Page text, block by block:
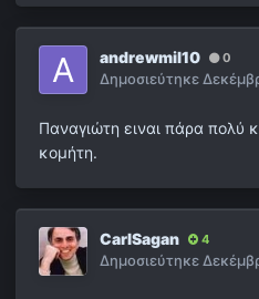
andrewmil10 0
Δημοσιεύτηκε
Παναγιώτη ειναι πάρα πολύ
κομήτη.
CarlSagan 4
Δημοσιεύτηκε